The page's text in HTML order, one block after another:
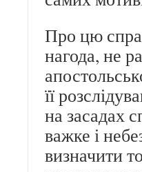
Про цю
нагода, не
її
на засадах
важке і
визначити